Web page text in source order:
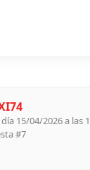
15/04/2026 a las
#7